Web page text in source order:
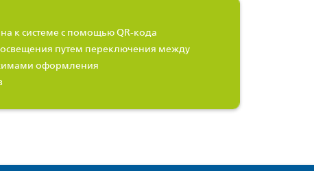
к системе с помощью QR-кода
путем переключения между
оформления